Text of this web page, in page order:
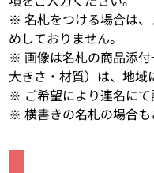
※ 名札をつける場合は
めしておりません。
※ 画像は名札の商品添付
大きさ・材質）は、地域
※ ご希望により連名にて
※ 横書きの名札の場合も